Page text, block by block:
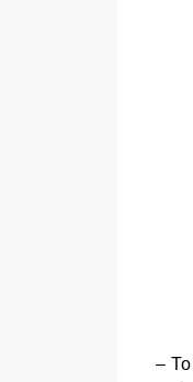
– То